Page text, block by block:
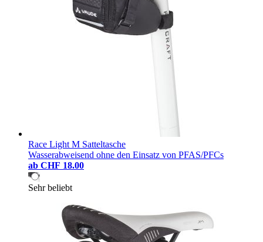
Race Light M Satteltasche
Wasserabweisend ohne den Einsatz von PFAS/PFCs
ab CHF 18.00
Sehr beliebt